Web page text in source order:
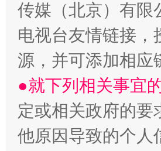
传媒（北京）有限
电视台友情链接，
源，并可添加相应
●就下列相关事宜
定或相关政府的要
他原因导致的个人